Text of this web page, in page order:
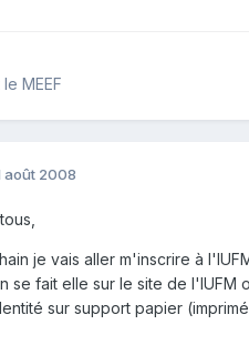
MEEF
août 2008
je vais aller m'inscrire à
se fait elle sur le site de l'IUFM
sur support papier